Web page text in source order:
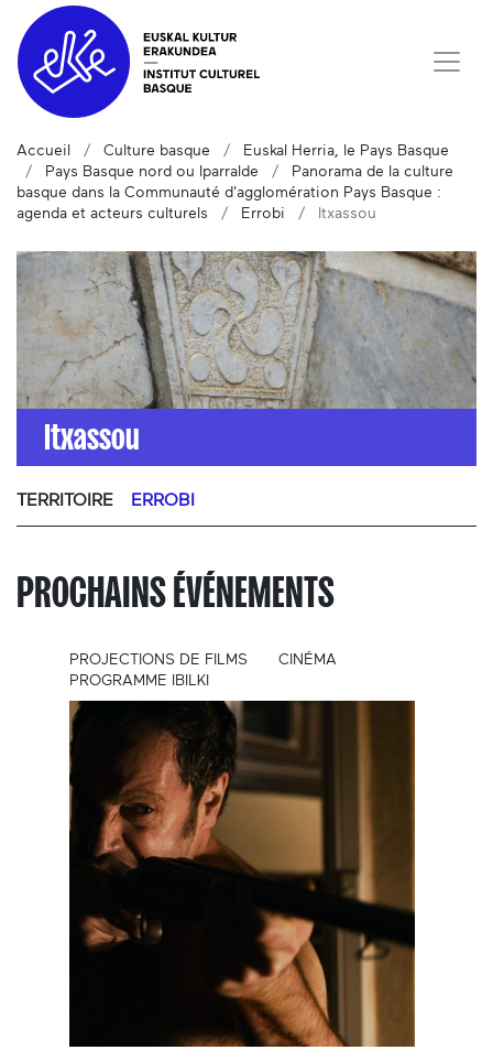
Accueil Culture basque
Euskal Herria, le Pays Basque
Pays Basque nord ou Iparralde
Panorama de la culture
basque dans la Communauté d'agglomération Pays Basque :
agenda et acteurs culturels
Errobi Itxassou
Itxassou
TERRITOIRE ERROBI
PROCHAINS ÉVÉNEMENTS
PROJECTIONS DE FILMS
CINÉMA
PROGRAMME IBILKI